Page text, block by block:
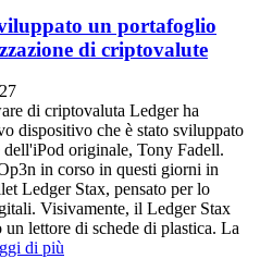
un portafoglio
di criptovalute
di criptovaluta Ledger ha
dispositivo che è stato sviluppato
originale, Tony Fadell.
in corso in questi giorni in
Ledger Stax, pensato per lo
Visivamente, il Ledger Stax
lettore di schede di plastica. La
di più